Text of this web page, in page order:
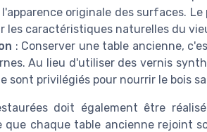
originale des surfaces.
les caractéristiques naturelles du
: Conserver une table ancienne,
Au lieu d'utiliser des vernis
sont privilégiés pour nourrir le bois
doit également être
que chaque table ancienne rejoint